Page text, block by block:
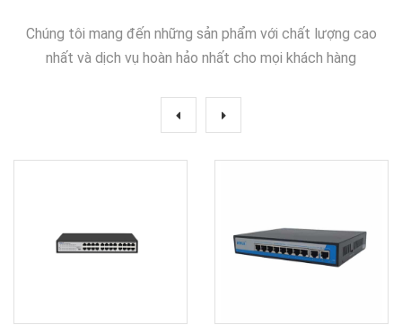
Chúng tôi mang đến những sản phẩm với chất lượng cao
nhất và dịch vụ hoàn hảo nhất cho mọi khách hàng